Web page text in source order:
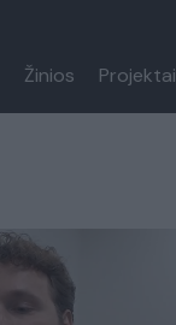
Žinios Projektai